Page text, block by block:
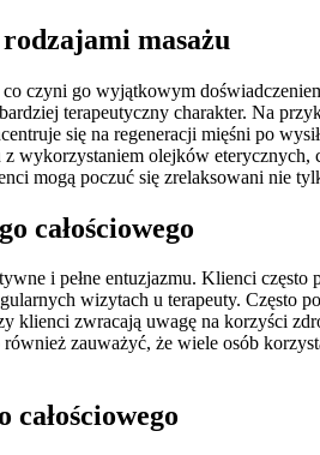
masażu
czyni go wyjątkowym
terapeutyczny charakter. Na
się na regeneracji mięśni po
wykorzystaniem olejków
mogą poczuć się zrelaksowani nie
całościowego
i pełne entuzjazmu. Klienci
wizytach u terapeuty. Często
zwracają uwagę na korzyści
zauważyć, że wiele osób